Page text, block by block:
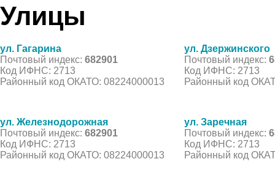
Улицы
ул. Гагарина
Почтовый индекс: 682901
Код ИФНС: 2713
Районный код ОКАТО: 08224000013
ул. Дзержинского
Почтовый индекс:
Код ИФНС: 2713
Районный код
ул. Железнодорожная
Почтовый индекс: 682901
Код ИФНС: 2713
Районный код ОКАТО: 08224000013
ул. Заречная
Почтовый индекс:
Код ИФНС: 2713
Районный код